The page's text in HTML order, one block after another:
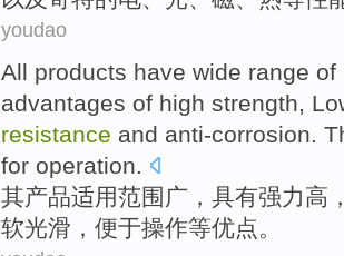
youdao
All products have wide range of
advantages of high strength,
resistance and anti-corrosion.
for operation.
其产品适用范围 广 ， 具有强力高
软光滑，便于操作等优点。